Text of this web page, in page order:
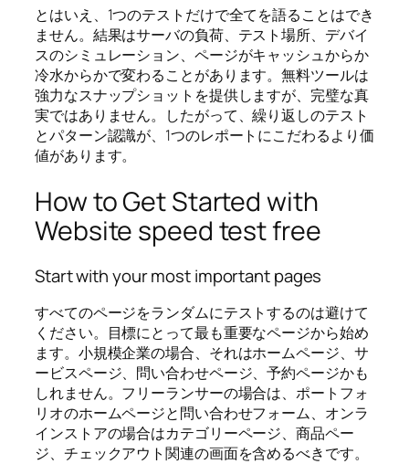
とはいえ、1つのテストだけで全てを語ることはでき
ません。結果はサーバの負荷、テスト場所、デバイ
スのシミュレーション、ページがキャッシュからか
冷水からかで変わることがあります。無料ツールは
強力なスナップショットを提供しますが、完璧な真
実ではありません。したがって、繰り返しのテスト
とパターン認識が、1つのレポートにこだわるより価
値があります。
How to Get Started with
Website speed test free
Start with your most important pages
すべてのページをランダムにテストするのは避けて
ください。目標にとって最も重要なページから始め
ます。小規模企業の場合、それはホームページ、サ
ービスページ、問い合わせページ、予約ページかも
しれません。フリーランサーの場合は、ポートフォ
リオのホームページと問い合わせフォーム、オンラ
インストアの場合はカテゴリーページ、商品ペー
ジ、チェックアウト関連の画面を含めるべきです。